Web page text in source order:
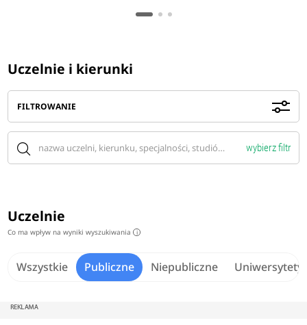
Uczelnie i kierunki
FILTROWANIE
wybierz filtr
Uczelnie
Co ma wpływ na wyniki wyszukiwania i
Wszystkie Publiczne Niepubliczne Uniwersytety